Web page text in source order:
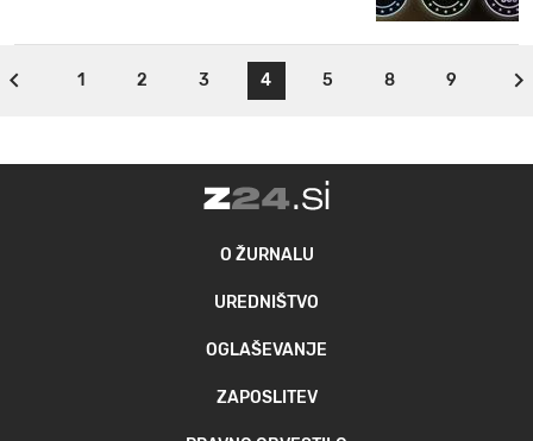
1 2 3 4 5 8 9
O ŽURNALU
UREDNIŠTVO
OGLAŠEVANJE
ZAPOSLITEV